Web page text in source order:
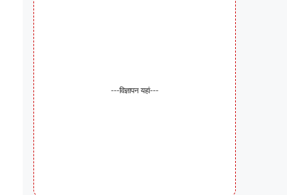
---विज्ञापन यहां---